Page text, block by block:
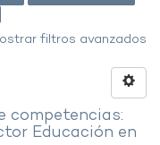
filtros avanzados
competencias:
Educación en